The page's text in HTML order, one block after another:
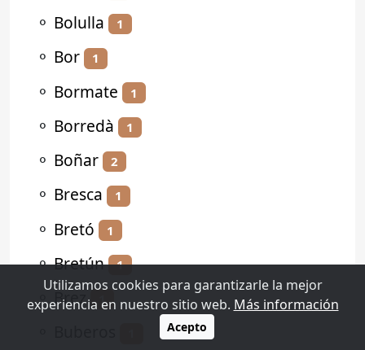
⚬ Bolulla 1
⚬ Bor 1
⚬ Bormate 1
⚬ Borredà 1
⚬ Boñar 2
⚬ Bresca 1
⚬ Bretó 1
⚬Bretún 1
⚬Brez 1
Utilizamos cookies para garantizarle la mejor
experiencia en nuestro sitio web. Más información
Acepto